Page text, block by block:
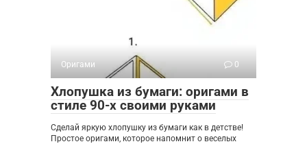
Оригами 0
Хлопушка из бумаги: оригами в
стиле 90-х своими руками
Сделай яркую хлопушку из бумаги как в детстве!
Простое оригами, которое напомнит о веселых